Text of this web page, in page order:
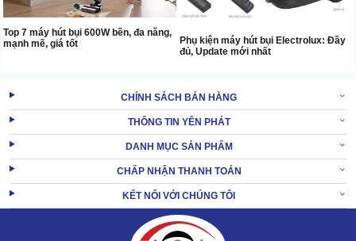
Top 7 máy hút bụi 600W bền, đa năng,
mạnh mẽ, giá tốt
Phụ kiện máy hút bụi Electrolux: Đầy
đủ, Update mới nhất
CHÍNH SÁCH BÁN HÀNG
THÔNG TIN YÊN PHÁT
DANH MỤC SẢN PHẨM
CHẤP NHẬN THANH TOÁN
KẾT NỐI VỚI CHÚNG TÔI